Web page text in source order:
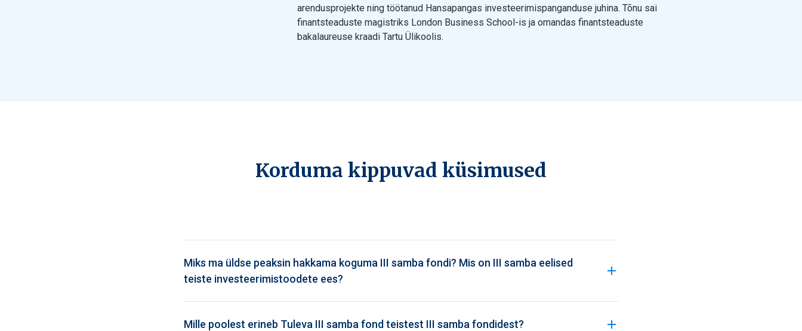
arendusprojekte ning töötanud Hansapangas investeerimispanganduse juhina. Tõnu sai
finantsteaduste magistriks London Business School-is ja omandas finantsteaduste
bakalaureuse kraadi Tartu Ülikoolis.
Korduma kippuvad küsimused
Miks ma üldse peaksin hakkama koguma III samba fondi? Mis on III samba eelised
teiste investeerimistoodete ees?
Mille poolest erineb Tuleva III samba fond teistest III samba fondidest?